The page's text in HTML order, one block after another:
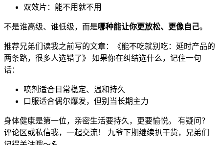
双效片：能不用就不用
不是谁高级、谁低级，而是哪种能让你更放松、更像自己。
推荐兄弟们读我之前写的文章：《能不吃就别吃：延时产品的
两条路，很多人选错了》 如果你在纠结选什么，记住一句
话：
喷剂适合日常稳定、温和持久
口服适合偶尔爆发，但别当长期主力
身体健康是第一位，亲密生活要持久，更要愉悦。 有疑问？
评论区或私信我，一起交流！ 九爷下期继续扒干货，兄弟们